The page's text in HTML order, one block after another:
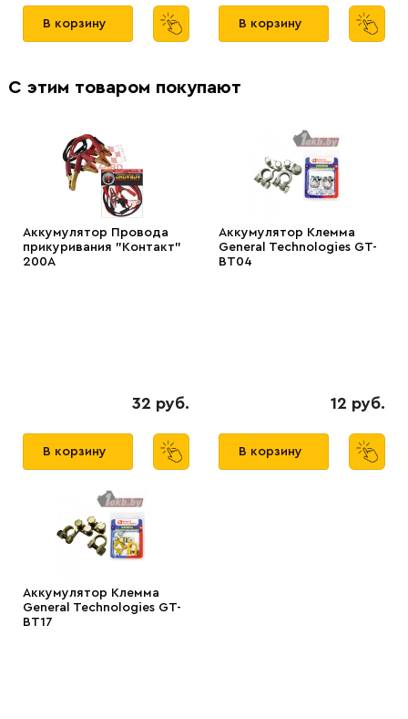
В корзину В корзину
С этим товаром покупают
Аккумулятор Провода
прикуривания "Контакт"
200А
32 руб.
В корзину
Аккумулятор Клемма
General Technologies GT-
BT04
12 руб.
В корзину
Аккумулятор Клемма
General Technologies GT-
BT17